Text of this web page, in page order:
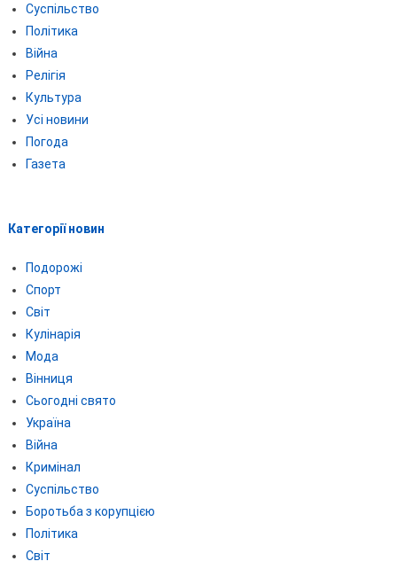
Суспільство
Політика
Війна
Релігія
Культура
Усі новини
Погода
Газета
Категорії новин
Подорожі
Спорт
Світ
Кулінарія
Мода
Вінниця
Сьогодні свято
Україна
Війна
Кримінал
Суспільство
Боротьба з корупцією
Політика
Світ